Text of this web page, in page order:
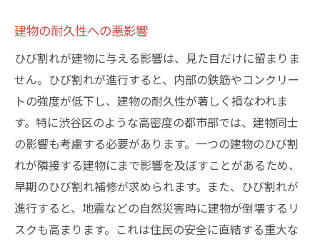
建物の耐久性への悪影響
ひび割れが建物に与える影響は、見た目だけに留まりま
せん。ひび割れが進行すると、内部の鉄筋やコンクリー
トの強度が低下し、建物の耐久性が著しく損なわれま
す。特に渋谷区のような高密度の都市部では、建物同士
の影響も考慮する必要があります。一つの建物のひび割
れが隣接する建物にまで影響を及ぼすことがあるため、
早期のひび割れ補修が求められます。また、ひび割れが
進行すると、地震などの自然災害時に建物が倒壊するリ
スクも高まります。これは住民の安全に直結する重大な